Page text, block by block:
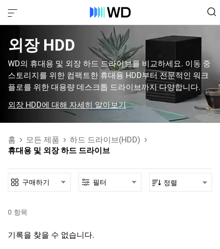
외장 HDD‎
WD의 휴대용 및 외장 하드 드라이브를 비교하세요. 이동 중
스토리지를 위한 컴팩트한 휴대용 HDD부터 전문적인 워크
플로를 위한 대용량 데스크톱 드라이브까지 다양합니다.
외장 HDD에 대해 자세히 알아보기
홈 모든 제품
하드 드라이브(HDD)
휴대용 및 외장 하드 드라이브
0 항목
구매하기 필터 정렬
기록을 찾을 수 없습니다.